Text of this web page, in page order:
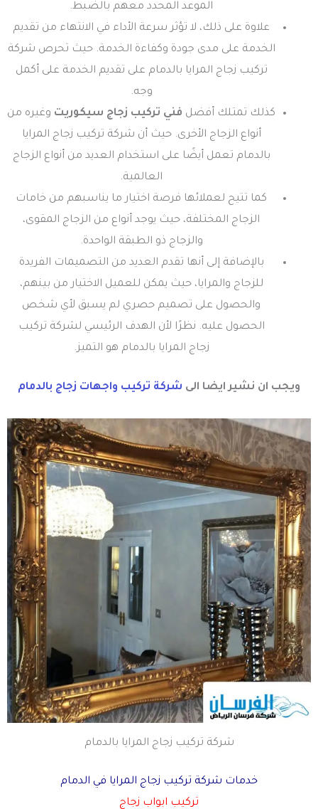
الموعد المحدد معهم بالضبط.
علاوة على ذلك، لا تؤثر سرعة الأداء في الانتهاء من تقديم
الخدمة على مدى جودة وكفاءة الخدمة. حيث تحرص شركة
تركيب زجاج المرايا بالدمام على تقديم الخدمة على أكمل
وجه.
كذلك تمتلك أفضل فني تركيب زجاج سيكوريت وغيره من
أنواع الزجاج الأخرى. حيث أن شركة تركيب زجاج المرايا
بالدمام تعمل أيضًا على استخدام العديد من أنواع الزجاج
العالمية.
كما تتيح لعملائها فرصة اختيار ما يناسبهم من خامات
الزجاج المختلفة، حيث يوجد أنواع من الزجاج المقوى،
والزجاج ذو الطبقة الواحدة.
بالإضافة إلى أنها تقدم العديد من التصميمات الفريدة
للزجاج والمرايا، حيث يمكن للعميل الاختيار من بينهم،
والحصول على تصميم حصري لم يسبق لأي شخص
الحصول عليه. نظرًا لأن الهدف الرئيسي لشركة تركيب
زجاج المرايا بالدمام هو التميز.
ويجب ان نشير ايضا الى شركة تركيب واجهات زجاج بالدمام
شركة تركيب زجاج المرايا بالدمام
خدمات شركة تركيب زجاج المرايا في الدمام
تركيب ابواب زجاج